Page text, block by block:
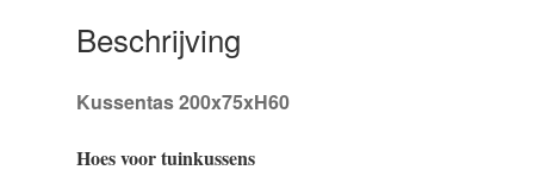
Beschrijving
Kussentas 200x75xH60
Hoes voor tuinkussens